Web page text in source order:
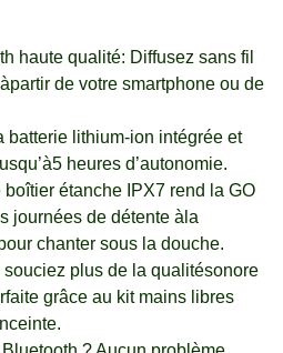
haute qualité: Diffusez sans fil
de votre smartphone ou de
batterie lithium-ion intégrée et
heures d’autonomie.
étanche IPX7 rend la GO
journées de détente àla
chanter sous la douche.
plus de la qualitésonore
grâce au kit mains libres